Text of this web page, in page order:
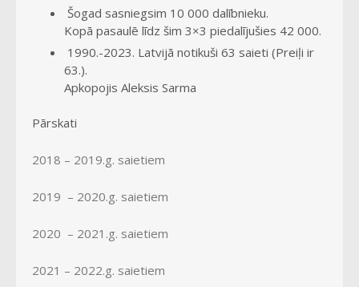
Šogad sasniegsim 10 000 dalībnieku.
Kopā pasaulē līdz šim 3×3 piedalījušies 42 000.
1990.-2023. Latvijā notikuši 63 saieti (Preiļi ir
63.).
Apkopojis Aleksis Sarma
Pārskati
2018 – 2019.g. saietiem
2019 – 2020.g. saietiem
2020 – 2021.g. saietiem
2021 – 2022.g. saietiem